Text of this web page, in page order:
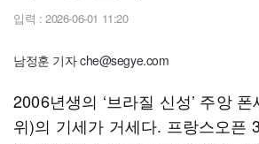
입력 : 2026-06-01 11:20
남정훈 기자 che@segye.com
2006년생의 ‘브라질 신성’ 주앙
위)의 기세가 거세다. 프랑스오픈